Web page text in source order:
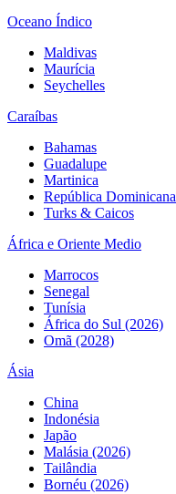
Oceano Índico
Maldivas
Maurícia
Seychelles
Caraíbas
Bahamas
Guadalupe
Martinica
República Dominicana
Turks & Caicos
África e Oriente Medio
Marrocos
Senegal
Tunísia
África do Sul (2026)
Omã (2028)
Ásia
China
Indonésia
Japão
Malásia (2026)
Tailândia
Bornéu (2026)